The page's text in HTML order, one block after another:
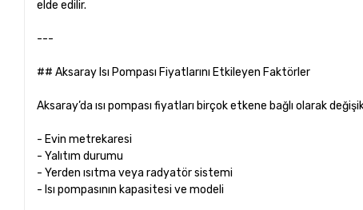
elde edilir.
---
## Aksaray Isı Pompası Fiyatlarını Etkileyen Faktörler
Aksaray’da ısı pompası fiyatları birçok etkene bağlı olarak
- Evin metrekaresi
- Yalıtım durumu
- Yerden ısıtma veya radyatör sistemi
- Isı pompasının kapasitesi ve modeli